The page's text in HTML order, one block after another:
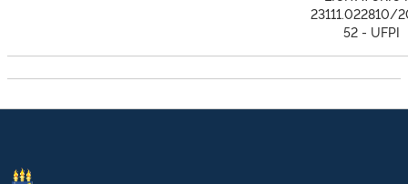
23111.022810/
52 - UFPI